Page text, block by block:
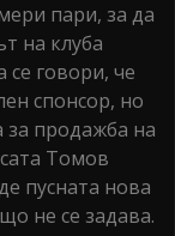
пари, за да
на клуба
говори, че
спонсор, но
за продажба на
Томов
пусната нова
не се задава.